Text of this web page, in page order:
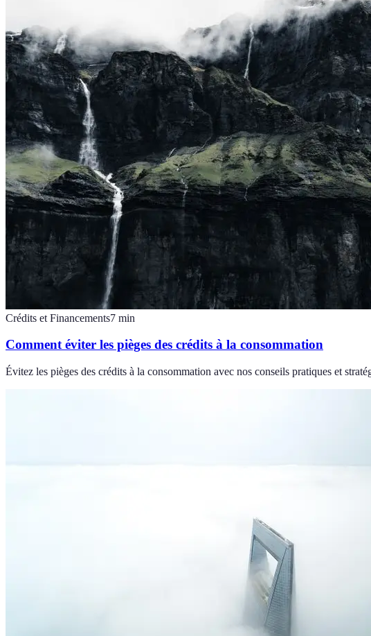
Crédits et Financements7 min
Comment éviter les pièges des crédits à la consommation
Évitez les pièges des crédits à la consommation avec nos conseils pratiques et